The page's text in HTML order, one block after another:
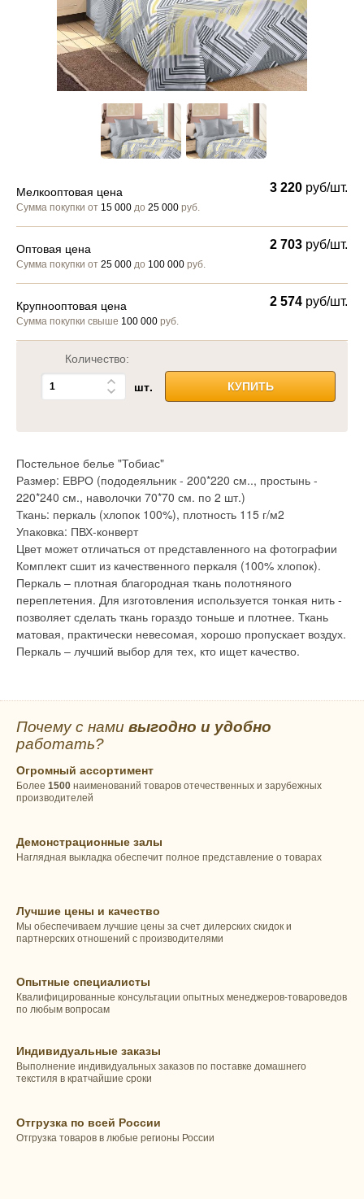
Мелкооптовая цена
Сумма покупки от 15 000 до 25 000 руб.
3 220 руб/шт.
Оптовая цена
Сумма покупки от 25 000 до 100 000 руб.
2 703 руб/шт.
Крупнооптовая цена
Сумма покупки свыше 100 000 руб.
2 574 руб/шт.
Количество:
шт. КУПИТЬ
Постельное белье "Тобиас"
Размер: ЕВРО (пододеяльник - 200*220 см.., простынь -
220*240 см., наволочки 70*70 см. по 2 шт.)
Ткань: перкаль (хлопок 100%), плотность 115 г/м2
Упаковка: ПВХ-конверт
Цвет может отличаться от представленного на фотографии
Комплект сшит из качественного перкаля (100% хлопок).
Перкаль – плотная благородная ткань полотняного
переплетения. Для изготовления используется тонкая нить -
позволяет сделать ткань гораздо тоньше и плотнее. Ткань
матовая, практически невесомая, хорошо пропускает воздух.
Перкаль – лучший выбор для тех, кто ищет качество.
Почему с нами выгодно и удобно
работать?
Огромный ассортимент
Более 1500 наименований товаров отечественных и зарубежных
производителей
Демонстрационные залы
Наглядная выкладка обеспечит полное представление о товарах
Лучшие цены и качество
Мы обеспечиваем лучшие цены за счет дилерских скидок и
партнерских отношений с производителями
Опытные специалисты
Квалифицированные консультации опытных менеджеров-товароведов
по любым вопросам
Индивидуальные заказы
Выполнение индивидуальных заказов по поставке домашнего
текстиля в кратчайшие сроки
Отгрузка по всей России
Отгрузка товаров в любые регионы России